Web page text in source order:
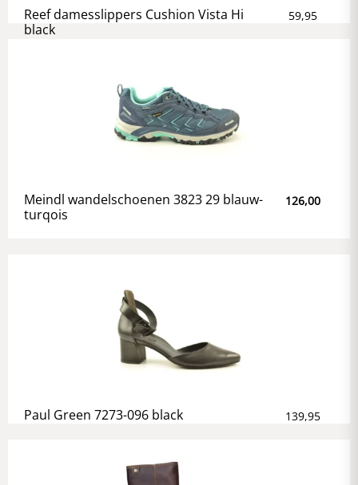
Reef damesslippers Cushion Vista Hi
black
59,95
Meindl wandelschoenen 3823 29 blauw-
turqois
126,00
Paul Green 7273-096 black 139,95